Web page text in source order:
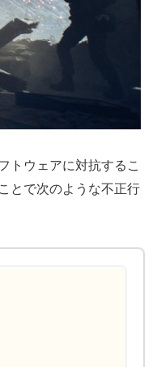
トウェアに対抗するこ
とで次のような不正行